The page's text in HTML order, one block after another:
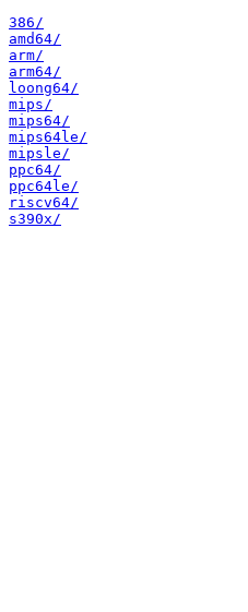
386/
amd64/
arm/
arm64/
loong64/
mips/
mips64/
mips64le/
mipsle/
ppc64/
ppc64le/
riscv64/
s390x/